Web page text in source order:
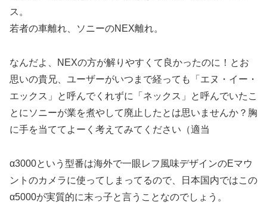
ス。
若者の車離れ、ソニーのNEX離れ。
なんだよ、NEXの方が解りやすくて良かったのに！とお
思いの貴兄、ユーザーがいつまで経っても「エヌ・イー・
エックス」と呼んでくれずに「ネックス」と呼んでいたこ
とにソニーが業を煮やして廃止したとは思いませんか？胸
に手を当ててよーく考えてみてください（適当
α3000という型番は海外で一眼レフ風味デザインのEマウ
ントのカメラに使ってしまってるので、日本国内ではこの
α5000が実質的に末っ子と言うことなのでしょう。